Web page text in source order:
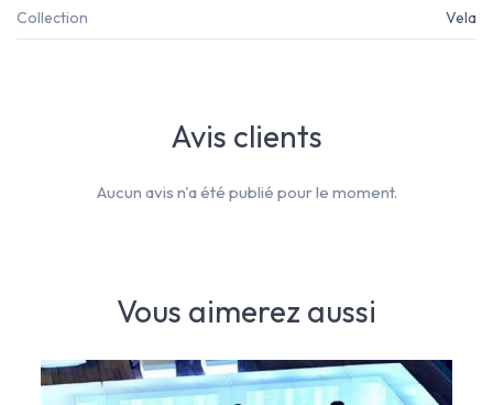
Collection Vela
Vous aimerez aussi
Avis clients
Aucun avis n'a été publié pour le moment.